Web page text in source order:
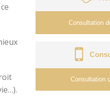
Consultation
Consultation